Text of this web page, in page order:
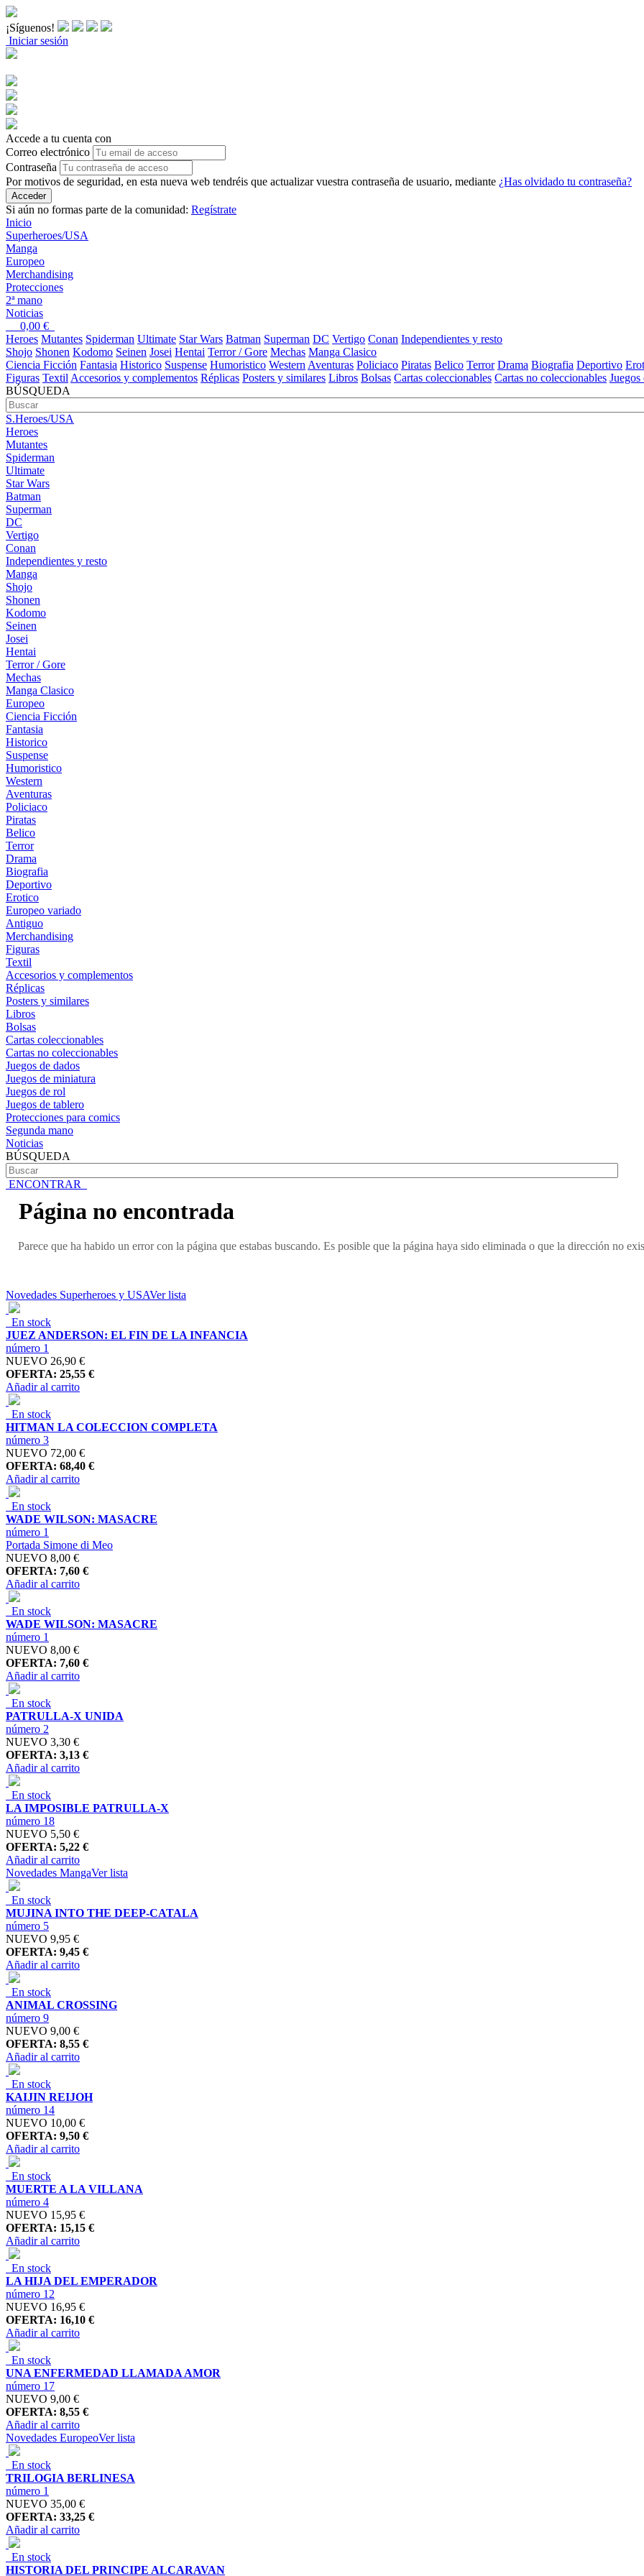
¡Síguenos!
Iniciar sesión
Accede a tu cuenta con
Correo electrónico
Contraseña
Por motivos de seguridad, en esta nueva web tendréis que actualizar vuestra contraseña de usuario, mediante ¿Has olvidado tu contraseña?
Acceder
Si aún no formas parte de la comunidad: Regístrate
Inicio
Superheroes/USA
Manga
Europeo
Merchandising
Protecciones
2ª mano
Noticias
0,00 €
Heroes Mutantes Spiderman Ultimate Star Wars Batman Superman DC Vertigo Conan Independientes y resto
Shojo Shonen Kodomo Seinen Josei Hentai Terror / Gore Mechas Manga Clasico
Ciencia Ficción Fantasia Historico Suspense Humoristico Western Aventuras Policiaco Piratas Belico Terror Drama Biografia Deportivo
Figuras Textil Accesorios y complementos Réplicas Posters y similares Libros Bolsas Cartas coleccionables Cartas no coleccionables Juegos
BÚSQUEDA
S.Heroes/USA
Heroes
Mutantes
Spiderman
Ultimate
Star Wars
Batman
Superman
DC
Vertigo
Conan
Independientes y resto
Manga
Shojo
Shonen
Kodomo
Seinen
Josei
Hentai
Terror / Gore
Mechas
Manga Clasico
Europeo
Ciencia Ficción
Fantasia
Historico
Suspense
Humoristico
Western
Aventuras
Policiaco
Piratas
Belico
Terror
Drama
Biografia
Deportivo
Erotico
Europeo variado
Antiguo
Merchandising
Figuras
Textil
Accesorios y complementos
Réplicas
Posters y similares
Libros
Bolsas
Cartas coleccionables
Cartas no coleccionables
Juegos de dados
Juegos de miniatura
Juegos de rol
Juegos de tablero
Protecciones para comics
Segunda mano
Noticias
BÚSQUEDA
ENCONTRAR
Página no encontrada
Parece que ha habido un error con la página que estabas buscando. Es posible que la página haya sido eliminada o que la dirección no
Novedades Superheroes y USAVer lista
En stock
JUEZ ANDERSON: EL FIN DE LA INFANCIA
número 1
NUEVO 26,90 €
OFERTA: 25,55 €
Añadir al carrito
En stock
HITMAN LA COLECCION COMPLETA
número 3
NUEVO 72,00 €
OFERTA: 68,40 €
Añadir al carrito
En stock
WADE WILSON: MASACRE
número 1
Portada Simone di Meo
NUEVO 8,00 €
OFERTA: 7,60 €
Añadir al carrito
En stock
WADE WILSON: MASACRE
número 1
NUEVO 8,00 €
OFERTA: 7,60 €
Añadir al carrito
En stock
PATRULLA-X UNIDA
número 2
NUEVO 3,30 €
OFERTA: 3,13 €
Añadir al carrito
En stock
LA IMPOSIBLE PATRULLA-X
número 18
NUEVO 5,50 €
OFERTA: 5,22 €
Añadir al carrito
Novedades MangaVer lista
En stock
MUJINA INTO THE DEEP-CATALA
número 5
NUEVO 9,95 €
OFERTA: 9,45 €
Añadir al carrito
En stock
ANIMAL CROSSING
número 9
NUEVO 9,00 €
OFERTA: 8,55 €
Añadir al carrito
En stock
KAIJIN REIJOH
número 14
NUEVO 10,00 €
OFERTA: 9,50 €
Añadir al carrito
En stock
MUERTE A LA VILLANA
número 4
NUEVO 15,95 €
OFERTA: 15,15 €
Añadir al carrito
En stock
LA HIJA DEL EMPERADOR
número 12
NUEVO 16,95 €
OFERTA: 16,10 €
Añadir al carrito
En stock
UNA ENFERMEDAD LLAMADA AMOR
número 17
NUEVO 9,00 €
OFERTA: 8,55 €
Añadir al carrito
Novedades EuropeoVer lista
En stock
TRILOGIA BERLINESA
número 1
NUEVO 35,00 €
OFERTA: 33,25 €
Añadir al carrito
En stock
HISTORIA DEL PRINCIPE ALCARAVAN